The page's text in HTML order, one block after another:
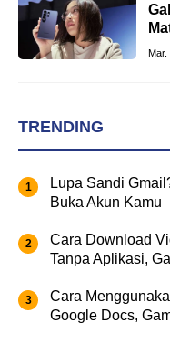
Mar.
TRENDING
Lupa Sandi
Buka Akun Kamu
Cara Download
Tanpa Aplikasi,
Cara
Google Docs,